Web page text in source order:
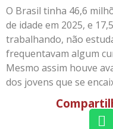
O Brasil tinha 46,6
de idade em 2025, e
trabalhando, não
frequentavam algum
Mesmo assim houve
dos jovens que se